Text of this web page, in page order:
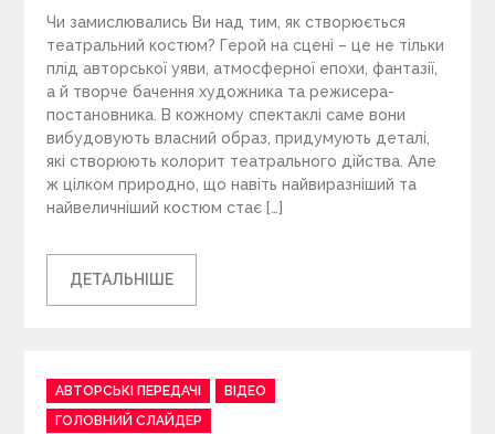
Чи замислювались Ви над тим, як створюється
театральний костюм? Герой на сцені – це не тільки
плід авторської уяви, атмосферної епохи, фантазії,
а й творче бачення художника та режисера-
постановника. В кожному спектаклі саме вони
вибудовують власний образ, придумують деталі,
які створюють колорит театрального дійства. Але
ж цілком природно, що навіть найвиразніший та
найвеличніший костюм стає […]
ДЕТАЛЬНІШЕ
C
a
t
АВТОРСЬКІ ПЕРЕДАЧІ
ВІДЕО
ГОЛОВНИЙ СЛАЙДЕР